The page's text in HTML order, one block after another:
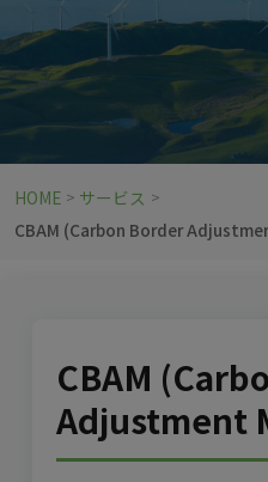
HOME > サービス >
CBAM (Carbon Border
CBAM
Adjustment